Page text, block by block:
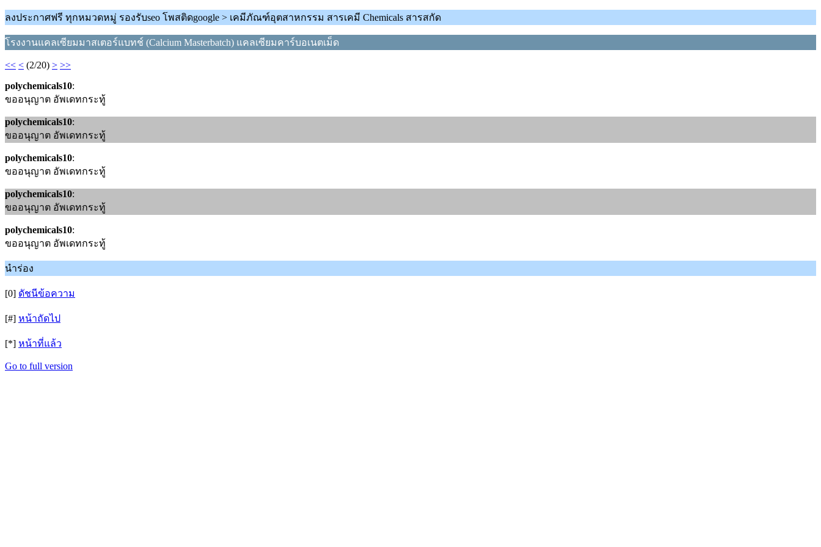
ลงประกาศฟรี ทุกหมวดหมู่ รองรับseo โพสติดgoogle > เคมีภัณฑ์อุตสาหกรรม สารเคมี Chemicals สารสกัด
โรงงานแคลเซียมมาสเตอร์แบทช์ (Calcium Masterbatch) แคลเซียมคาร์บอเนตเม็ด
<< < (2/20) > >>
polychemicals10:
ขออนุญาต อัพเดทกระทู้
polychemicals10:
ขออนุญาต อัพเดทกระทู้
polychemicals10:
ขออนุญาต อัพเดทกระทู้
polychemicals10:
ขออนุญาต อัพเดทกระทู้
polychemicals10:
ขออนุญาต อัพเดทกระทู้
นำร่อง
[0] ดัชนีข้อความ
[#] หน้าถัดไป
[*] หน้าที่แล้ว
Go to full version